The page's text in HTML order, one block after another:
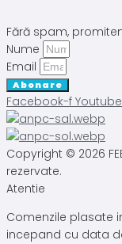
Fără spam,
Nume
Email
Abonare
Facebook-f Youtube
Copyright © 2026
rezervate.
Atentie
Comenzile plasate
incepand cu data